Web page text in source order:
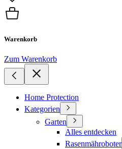
Warenkorb
Zum Warenkorb
Home Protection
Kategorien
Garten
Alles entdecken
Rasenmähroboter